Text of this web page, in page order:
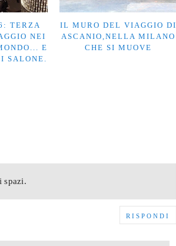
TERZA
NEI
E
SALONE.
IL MURO DEL VIAGGIO DI
ASCANIO,NELLA MILANO
CHE SI MUOVE
spazi.
RISPONDI